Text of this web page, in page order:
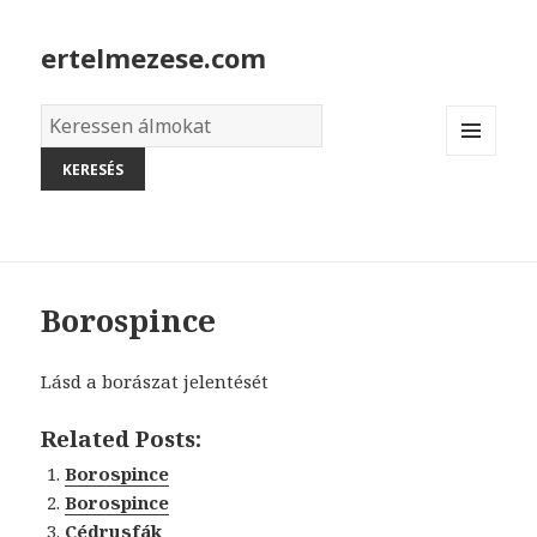
ertelmezese.com
Álmok
szótára
Borospince
Lásd a borászat jelentését
Related Posts:
Borospince
Borospince
Cédrusfák